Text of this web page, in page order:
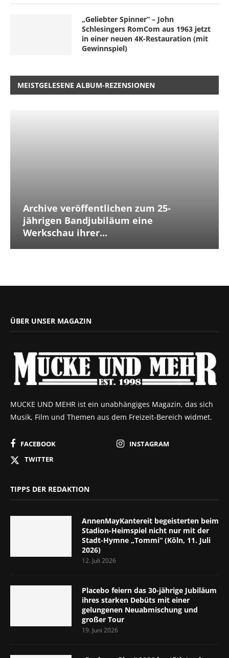
„Geliebter Spinner“ – John
Schlesingers RomCom aus 1963 jetzt
in einer neuen 4K-Restauration (mit
Gewinnspiel)
MEISTGELESENE ALBUM-REZENSIONEN
Archive veröffentlichen zum 25-
jährigen Bandjubiläum eine
Werkschau ihrer...
ÜBER UNSER MAGAZIN
MUCKE UND MEHR ist ein unabhängiges Magazin, das sich
Musik, Film und Themen aus dem Freizeit-Bereich widmet.
FACEBOOK
INSTAGRAM
TWITTER
TIPPS DER REDAKTION
AnnenMayKantereit begeisterten beim
Stadion-Heimspiel nicht nur mit der
Stadt-Hymne „Tommi“ (Köln, 11. Juli
2026)
12. Juli 2026
Placebo feiern das 30-jährige Jubiläum
ihres starken Debüts mit einer
gelungenen Neuabmischung und
großer Tour
19. Juni 2026